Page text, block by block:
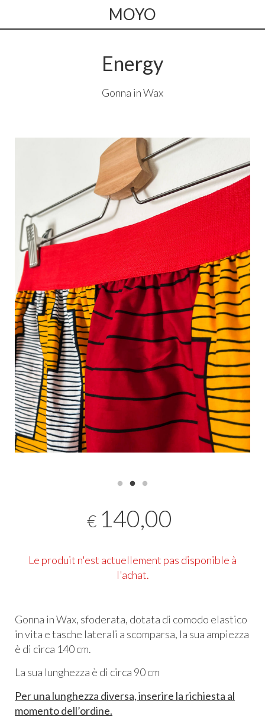
MOYO
Energy
Gonna in Wax
€ 140,00
Le produit n'est actuellement pas disponible à
l'achat.
Gonna in Wax, sfoderata, dotata di comodo elastico
in vita e tasche laterali a scomparsa, la sua ampiezza
è di circa 140 cm.
La sua lunghezza è di circa 90 cm
Per una lunghezza diversa, inserire la richiesta al
momento dell’ordine.